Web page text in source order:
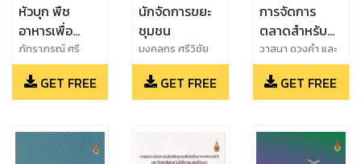
หัวบุก พืช
อาหารเพื่อ
สุขภาพ
ภัทราภรณ์ ศรี
สมรรถการ และ
สุภาวดี แช่ม และ
ปาริชาติ ณ น่าน
GET FREE
นักจัดการขยะ
ชุมชน
มงคลกร ศรีวิชัย
GET FREE
การจัดการ
ตลาดสำหรับ
การค้าออนไลน์
(Digital
Marketing)
วาสนา ดวงคำ และ
สุรีนาฎ มะโนลา และ
นริศ กำแพงแก้ว
GET FREE